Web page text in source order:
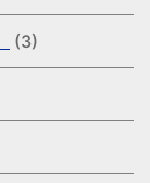
(3)